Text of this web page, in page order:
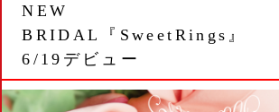
NEW
BRIDAL『SweetRings』
6/19デビュー